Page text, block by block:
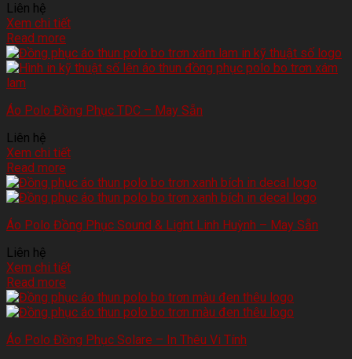
Liên hệ
Xem chi tiết
Read more
Áo Polo Đồng Phục TDC – May Sẵn
Liên hệ
Xem chi tiết
Read more
Áo Polo Đồng Phục Sound & Light Linh Huỳnh – May Sẵn
Liên hệ
Xem chi tiết
Read more
Áo Polo Đồng Phục Solare – In Thêu Vi Tính